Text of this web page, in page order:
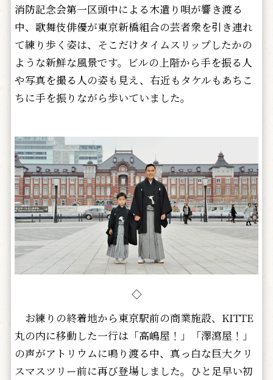
消防記念会第一区頭中による木遣り唄が響き渡る
中、歌舞伎俳優が東京新橋組合の芸者衆を引き連れ
て練り歩く姿は、そこだけタイムスリップしたかの
ような新鮮な風景です。ビルの上階から手を振る人
や写真を撮る人の姿も見え、右近もタケルもあちこ
ちに手を振りながら歩いていました。
◇
お練りの終着地から東京駅前の商業施設、KITTE
丸の内に移動した一行は「高嶋屋！」「澤瀉屋！」
の声がアトリウムに鳴り渡る中、真っ白な巨大クリ
スマスツリー前に再び登場しました。ひと足早い初